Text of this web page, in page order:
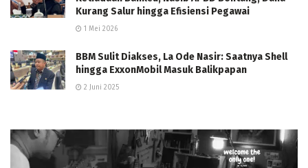
Kurang Salur hingga Efisiensi Pegawai
1 Mei 2026
BBM Sulit Diakses, La Ode Nasir: Saatnya Shell
hingga ExxonMobil Masuk Balikpapan
2 Juni 2025